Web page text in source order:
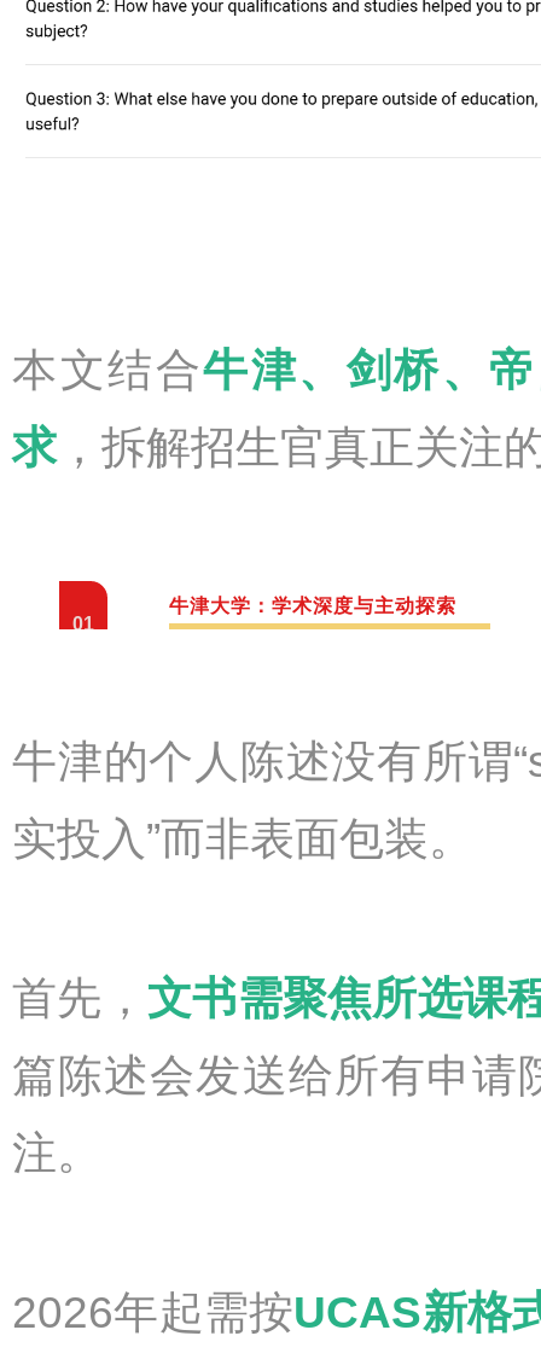
本文结合牛津、剑桥、
求，拆解招生官真正关注
01
牛津大学：学术深度与主动探索
牛津的个人陈述没有所谓
实投入”而非表面包装。
首先， 文书需聚焦所选课
篇陈述会发送给所有申请
注。
2026年起需按UCAS新格